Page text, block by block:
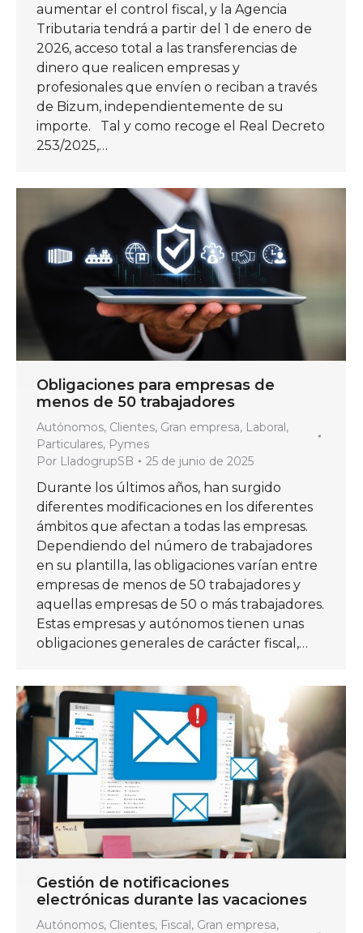
aumentar el control fiscal, y la Agencia
Tributaria tendrá a partir del 1 de enero de
2026, acceso total a las transferencias de
dinero que realicen empresas y
profesionales que envíen o reciban a través
de Bizum, independientemente de su
importe. Tal y como recoge el Real Decreto
253/2025,…
Obligaciones para empresas de
menos de 50 trabajadores
Autónomos, Clientes, Gran empresa, Laboral,
Particulares, Pymes
Por LladogrupSB 25 de junio de 2025
Durante los últimos años, han surgido
diferentes modificaciones en los diferentes
ámbitos que afectan a todas las empresas.
Dependiendo del número de trabajadores
en su plantilla, las obligaciones varían entre
empresas de menos de 50 trabajadores y
aquellas empresas de 50 o más trabajadores.
Estas empresas y autónomos tienen unas
obligaciones generales de carácter fiscal,…
Gestión de notificaciones
electrónicas durante las vacaciones
Autónomos, Clientes, Fiscal, Gran empresa,